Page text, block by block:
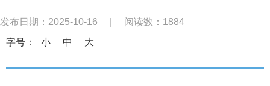
发布日期：2025-10-16 阅读数： 1884
字号：
小 中 大